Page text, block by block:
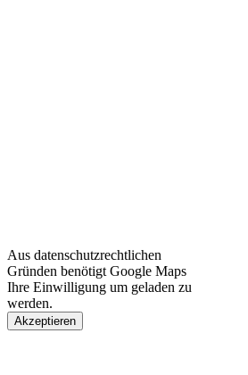
Aus datenschutzrechtlichen
Gründen benötigt Google Maps
Ihre Einwilligung um geladen zu
werden.
Akzeptieren